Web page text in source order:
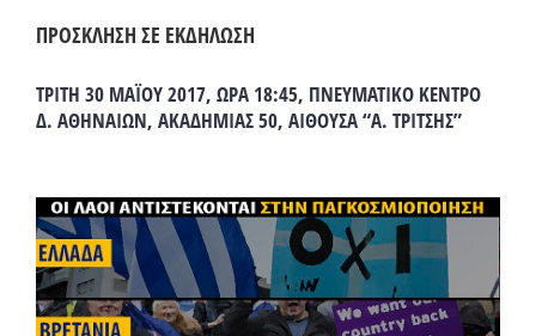
ΠΡΟΣΚΛΗΣΗ ΣΕ ΕΚΔΗΛΩΣΗ
ΤΡΙΤΗ 30 ΜΑΪΟΥ 2017, ΩΡΑ 18:45, ΠΝΕΥΜΑΤΙΚΟ ΚΕΝΤΡΟ
Δ. ΑΘΗΝΑΙΩΝ, ΑΚΑΔΗΜΙΑΣ 50, ΑΙΘΟΥΣΑ “Α. ΤΡΙΤΣΗΣ”